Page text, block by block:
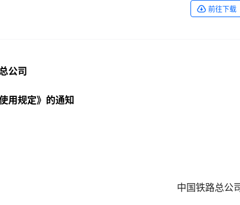
前往下载
公司
用规定》的通知
中国铁路总公